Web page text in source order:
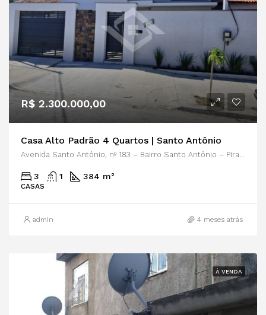
R$ 2.300.000,00
Casa Alto Padrão 4 Quartos | Santo Antônio
Avenida Santo Antônio, nº 183 – Bairro Santo Antônio – Piratininga
3 1 384 m²
CASAS
admin 4 meses atrás
À VENDA